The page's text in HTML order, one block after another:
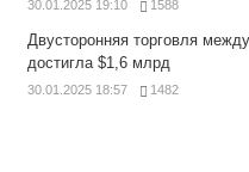
30.01.2025 19:10 1588
Двусторонняя торговля
достигла $1,6 млрд
30.01.2025 18:57 1482